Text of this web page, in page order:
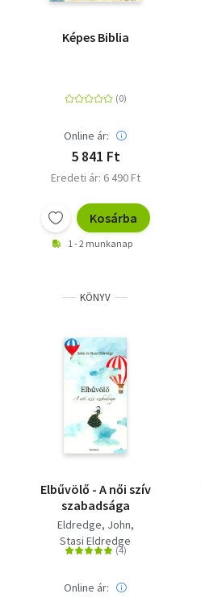
Képes Biblia
Online ár:
5 841 Ft
Eredeti ár: 6 490 Ft
Kosárba
1 - 2 munkanap
KÖNYV
Elbűvölő - A női szív
szabadsága
Eldredge, John
Stasi Eldredge
Online ár: